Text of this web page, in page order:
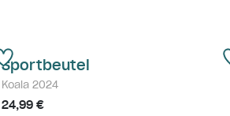
Sportbeutel
Koala 2024
24,99 €